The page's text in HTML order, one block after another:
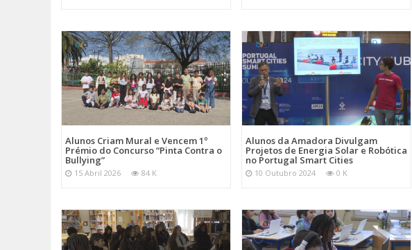
Alunos Criam Mural e Vencem 1º
Prémio do Concurso “Pinta Contra o
Bullying”
15 Abril 2026 84 K
Alunos da Amadora Divulgam
Projetos de Energia Solar e Robótica
no Portugal Smart Cities
10 Outubro 2024 0 K